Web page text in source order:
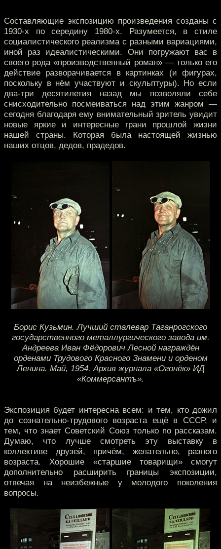
Составляющие экспозицию произведения созданы с
1930-х по середину 1980-х. Разумеется, в стиле
социалистического реализма с разными вариациями,
иной раз идеалистическими. Они погружают вас в
своего рода «производственный роман» — только его
действие разворачивается в картинках (и фигурах,
поскольку в нём участвуют и скульптуры). Но если
два-три десятилетия назад мы позволяли себе
снисходительно посмеиваться над этим жанром —
сегодня благодаря ему внимательный зритель увидит
новые яркие и интересные грани прошлой жизни
нашей страны. Которая была настоящей жизнью
наших отцов, дедов, прадедов.
Борис Кузьмин. Лучший сталевар Таганрогского
государственного металлургического завода им.
Андреева Иван Фёдорович Лесной награждён
орденами Трудового Красного Знамени и орденом
Ленина. Май, 1954. Архив журнала «Огонёк» ИД
«Коммерсантъ».
Экспозиция будет интересна всем: и тем, кто дожил
до сознательно-трудового возраста ещё в СССР, и
тем, что знает Советский Союз только по рассказам.
Думаю, что лучше смотреть эту выставку в
коллективе друзей, причём, желательно, разного
возраста. Хорошие «старшие товарищи» смогут
дополнительно расширить границы экспозиции,
отвечая на неизбежные у молодого поколения
вопросы.